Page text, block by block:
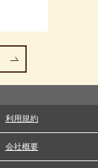
利用規約
会社概要